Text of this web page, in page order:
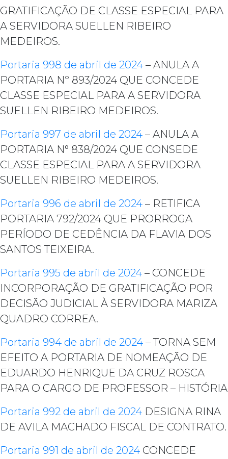
GRATIFICAÇÃO DE CLASSE ESPECIAL PARA
A SERVIDORA SUELLEN RIBEIRO
MEDEIROS.
Portaria 998 de abril de 2024 – ANULA A
PORTARIA Nº 893/2024 QUE CONCEDE
CLASSE ESPECIAL PARA A SERVIDORA
SUELLEN RIBEIRO MEDEIROS.
Portaria 997 de abril de 2024 – ANULA A
PORTARIA N° 838/2024 QUE CONSEDE
CLASSE ESPECIAL PARA A SERVIDORA
SUELLEN RIBEIRO MEDEIROS.
Portaria 996 de abril de 2024 – RETIFICA
PORTARIA 792/2024 QUE PRORROGA
PERÍODO DE CEDÊNCIA DA FLAVIA DOS
SANTOS TEIXEIRA.
Portaria 995 de abril de 2024 – CONCEDE
INCORPORAÇÃO DE GRATIFICAÇÃO POR
DECISÃO JUDICIAL À SERVIDORA MARIZA
QUADRO CORREA.
Portaria 994 de abril de 2024 – TORNA SEM
EFEITO A PORTARIA DE NOMEAÇÃO DE
EDUARDO HENRIQUE DA CRUZ ROSCA
PARA O CARGO DE PROFESSOR – HISTÓRIA
Portaria 992 de abril de 2024 DESIGNA RINA
DE AVILA MACHADO FISCAL DE CONTRATO.
Portaria 991 de abril de 2024 CONCEDE